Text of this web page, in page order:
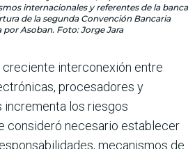
internacionales y referentes de la banca
de la segunda Convención Bancaria
por Asoban. Foto: Jorge Jara
creciente interconexión entre
procesadores y
los riesgos
consideró necesario establecer
mecanismos de